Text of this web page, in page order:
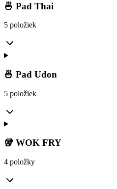
🍜 Pad Thai
5 položiek
🍜 Pad Udon
5 položiek
🥡 WOK FRY
4 položky